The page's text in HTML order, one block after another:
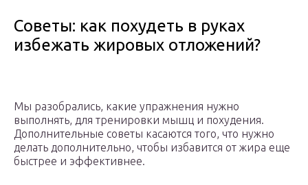
Советы: как похудеть в руках
избежать жировых отложений?
Мы разобрались, какие упражнения нужно
выполнять, для тренировки мышц и похудения.
Дополнительные советы касаются того, что нужно
делать дополнительно, чтобы избавится от жира еще
быстрее и эффективнее.